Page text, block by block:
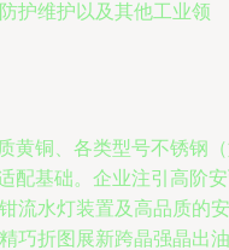
护维护以及其他工业领
黄铜、各类型号不锈钢
配基础。企业注引高阶
流水灯装置及高品质的安
巧折图展新跨晶强晶出油